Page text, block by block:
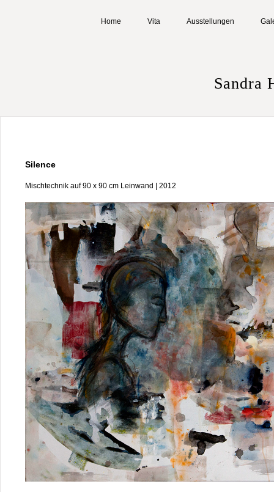
Home Vita Ausstellungen
Sandra
Silence
Mischtechnik auf 90 x 90 cm Leinwand | 2012